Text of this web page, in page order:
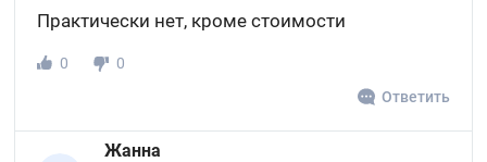
Практически нет, кроме стоимости
0
0
Ответить
Жанна